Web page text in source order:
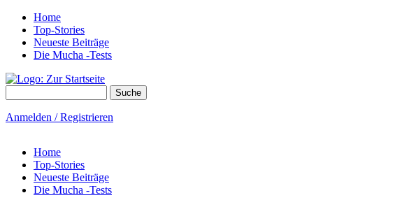
Home
Top-Stories
Neueste Beiträge
Die Mucha -Tests
Anmelden / Registrieren
Home
Top-Stories
Neueste Beiträge
Die Mucha -Tests